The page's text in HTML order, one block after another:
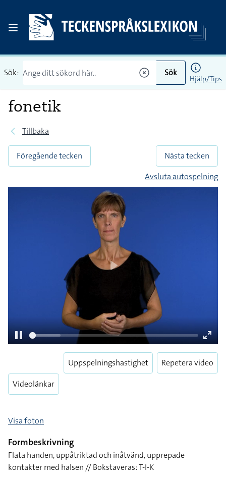
Sök: Sök
Hjälp/Tips
fonetik
Tillbaka
Föregående tecken
Nästa tecken
Avsluta autospelning
Pause
Enter
Videolänkar
Uppspelningshastighet Repetera video
Visa foton
Formbeskrivning
Flata handen, uppåtriktad och inåtvänd, upprepade
kontakter med halsen // Bokstaveras: T-I-K